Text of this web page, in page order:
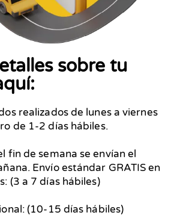
sobre tu
realizados de lunes a viernes
de 1-2 días hábiles.
fin de semana se envían el
Envío estándar GRATIS en
(3 a 7 días hábiles)
(10-15 días hábiles)